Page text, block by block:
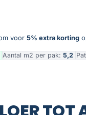
voor 5% extra korting
Aantal m2 per pak: 5,2